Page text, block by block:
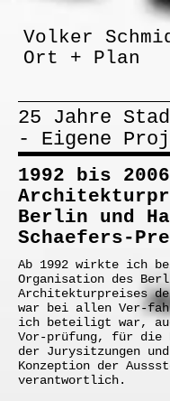
Volker
Ort + Plan
25 Jahre
- Eigene
1992 bis 2006
Berlin und
Schaefers-
Ab 1992 wirkte ich
Organisation des
Architekturpreises
war bei allen Ver-
ich beteiligt war,
Vor-prüfung, für die
der Jurysitzungen
Konzeption der
verantwortlich.